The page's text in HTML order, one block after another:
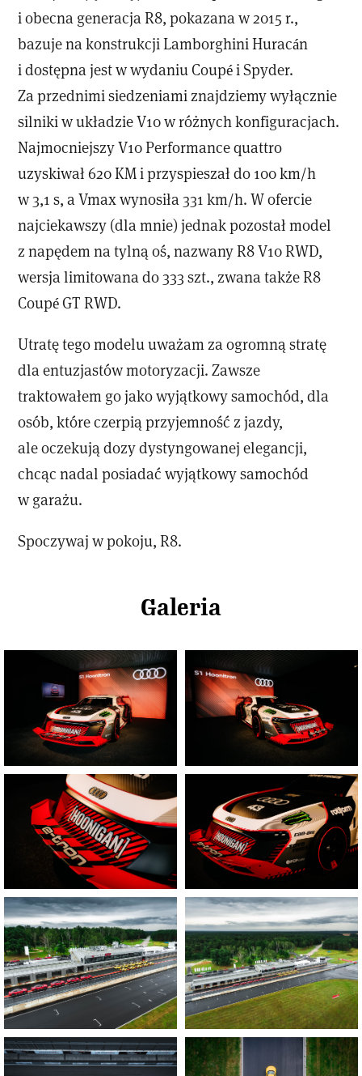
i obecna generacja R8, pokazana w 2015 r.,
bazuje na konstrukcji Lamborghini Huracán
i dostępna jest w wydaniu Coupé i Spyder.
Za przednimi siedzeniami znajdziemy wyłącznie
silniki w układzie V10 w różnych konfiguracjach.
Najmocniejszy V10 Performance quattro
uzyskiwał 620 KM i przyspieszał do 100 km/h
w 3,1 s, a Vmax wynosiła 331 km/h. W ofercie
najciekawszy (dla mnie) jednak pozostał model
z napędem na tylną oś, nazwany R8 V10 RWD,
wersja limitowana do 333 szt., zwana także R8
Coupé GT RWD.
Utratę tego modelu uważam za ogromną stratę
dla entuzjastów motoryzacji. Zawsze
traktowałem go jako wyjątkowy samochód, dla
osób, które czerpią przyjemność z jazdy,
ale oczekują dozy dystyngowanej elegancji,
chcąc nadal posiadać wyjątkowy samochód
w garażu.
Spoczywaj w pokoju, R8.
Galeria